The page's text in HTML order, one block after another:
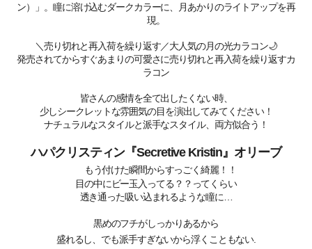
ン）」。瞳に溶け込むダークカラーに、月あかりのライトアップを再
現。
＼売り切れと再入荷を繰り返す／大人気の月の光カラコン🌙
発売されてからすぐあまりの可愛さに売り切れと再入荷を繰り返すカ
ラコン
皆さんの感情を全て出したくない時、
少しシークレットな雰囲気の目を演出してみてください！
ナチュラルなスタイルと派手なスタイル、両方似合う！
ハパクリスティン『Secretive Kristin』 オリーブ
もう付けた瞬間からすっごく綺麗！！ㅤㅤㅤㅤㅤㅤㅤㅤㅤㅤㅤ
目の中にビー玉入ってる？？ってくらい
透き通った吸い込まれるような瞳に…
黒めのフチがしっかりあるから
盛れるし、でも派手すぎないから浮くこともない.